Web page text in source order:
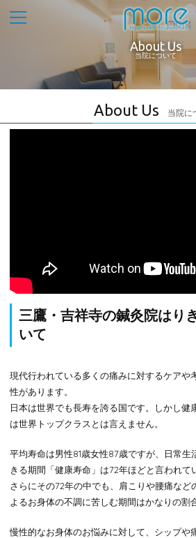
About Us
当院について
About Us 当院に
三鷹・吉祥寺の鍼灸院はり
いて
現代行われている多くの痛みに対するケアや
性があります。
日本は世界でも長寿を誇る国です。しかし健
は世界トップクラスとは言えません。
平均寿命は男性81歳女性87歳ですが、日常生
きる期間「健康寿命」は72年ほどと言われて
さらにその72年の中でも、肩こりや腰痛など
よるお身体の不調に苦しむ期間はかなりの割
慢性的なお身体のお悩みに対して、シップや